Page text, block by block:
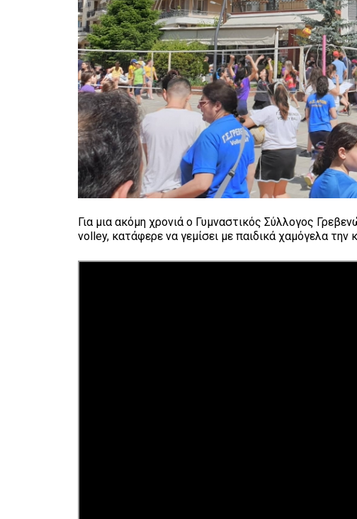
Για μια ακόμη χρονιά ο Γυμναστικός Σύλλογος
volley, κατάφερε να γεμίσει με παιδικά χαμόγελα την